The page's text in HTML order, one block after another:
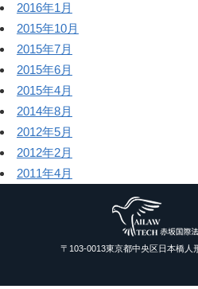
2016年1月
2015年10月
2015年7月
2015年6月
2015年4月
2014年8月
2012年5月
2012年2月
2011年4月
〒103-0013東京都中央区日本橋人